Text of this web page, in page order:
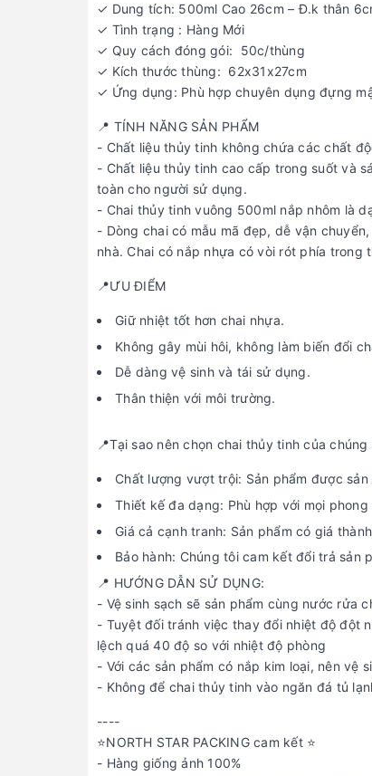
✓ Dung tích: 500ml Cao 26cm – Đ.k thân
✓ Tình trạng : Hàng Mới
✓ Quy cách đóng gói: 50c/thùng
✓ Kích thước thùng: 62x31x27cm
✓ Ứng dụng: Phù hợp chuyên dụng đựng
📍 TÍNH NĂNG SẢN PHẨM
- Chất liệu thủy tinh không chứa các chất
- Chất liệu thủy tinh cao cấp trong suốt và
toàn cho người sử dụng.
- Chai thủy tinh vuông 500ml nắp nhôm là
- Dòng chai có mẫu mã đẹp, dễ vận
nhà. Chai có nắp nhựa có vòi rót phía trong
📍ƯU ĐIỂM
Giữ nhiệt tốt hơn chai nhựa.
Không gây mùi hôi, không làm biến đổi
Dễ dàng vệ sinh và tái sử dụng.
Thân thiện với môi trường.
📍Tại sao nên chọn chai thủy tinh của chúng
Chất lượng vượt trội: Sản phẩm được
Thiết kế đa dạng: Phù hợp với mọi
Giá cả cạnh tranh: Sản phẩm có giá
Bảo hành: Chúng tôi cam kết đổi trả sản
📍 HƯỚNG DẪN SỬ DỤNG:
- Vệ sinh sạch sẽ sản phẩm cùng nước rửa
- Tuyệt đối tránh việc thay đổi nhiệt độ đột
lệch quá 40 độ so với nhiệt độ phòng
- Với các sản phẩm có nắp kim loại, nên vệ
- Không để chai thủy tinh vào ngăn đá tủ
----
⭐️NORTH STAR PACKING cam kết ⭐️
- Hàng giống ảnh 100%